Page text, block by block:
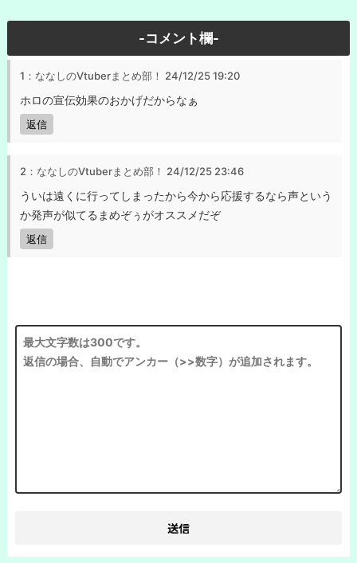
-コメント欄-
1：ななしのVtuberまとめ部！ 24/12/25 19:20
ホロの宣伝効果のおかげだからなぁ
返信
2：ななしのVtuberまとめ部！ 24/12/25 23:46
ういは遠くに行ってしまったから今から応援するなら声という
か発声が似てるまめぞぅがオススメだぞ
返信